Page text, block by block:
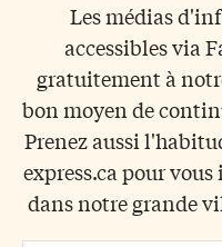
Les médias
accessibles via
gratuitement à
bon moyen de
Prenez aussi
express.ca pour
dans notre grande